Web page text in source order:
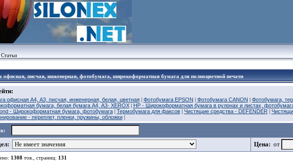
Статьи
офисная, писчая, инженерная, фотобумага, широкоформатная бумага для полноцветной печати
офисная А4, А3, писчая, инженерная, белая, цветная| Фотобумага EPSON | Фотобумага CANON | Фотобумага,
бумага, белая бумага А4, А3- XEROX| HP - Широкоформатная бумага в рулонах и листах,
- Широкоформатная бумага, фотобумага| Термобумага для факсов| Чистящие средства - DEFENDER |
- переплет, пленки, пружины, обложки|
Цена: от
1308тов., страниц: 131